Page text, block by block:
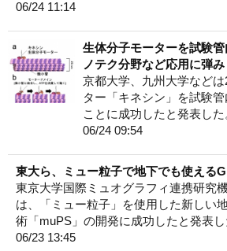
06/24 11:14
生体分子モーターを試験
ノテク分野など応用に弾
京都大学、九州大学など
ター「キネシン」を試験
ことに成功したと発表した
06/24 09:54
東大ら、ミュー粒子で地下でも使える
東京大学国際ミュオグラフィ連携研究
は、「ミュー粒子」を使用した新しい
術「muPS」の開発に成功したと発表し
06/23 13:45